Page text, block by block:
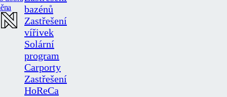
bazénů
Zastřešení
vířivek
Solární
program
Carporty
Zastřešení
HoReCa